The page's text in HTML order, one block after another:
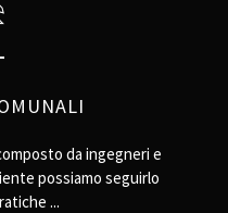
da ingegneri e
possiamo seguirlo
...